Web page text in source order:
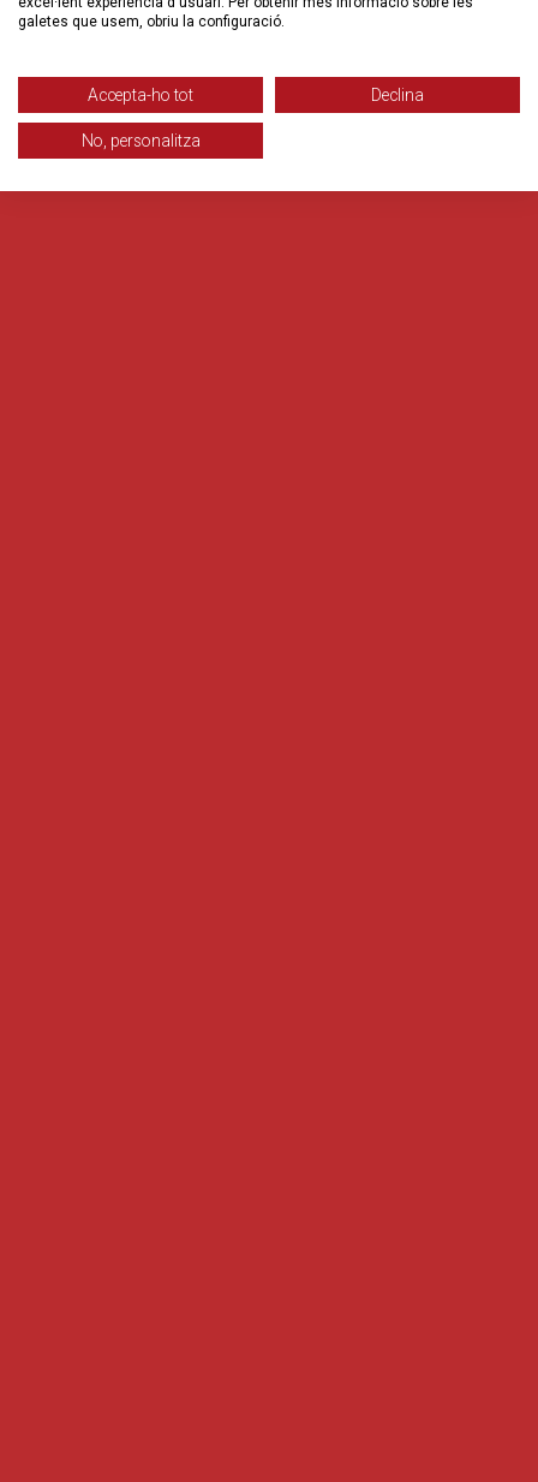
galetes que usem, obriu la configuració.
Accepta-ho tot Declina
No, personalitza